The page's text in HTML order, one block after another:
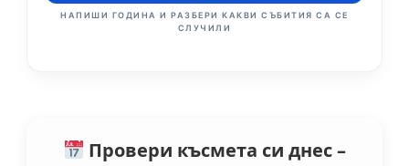
НАПИШИ ГОДИНА И РАЗБЕРИ КАКВИ СЪБИТИЯ СА СЕ
СЛУЧИЛИ
Провери късмета си днес –